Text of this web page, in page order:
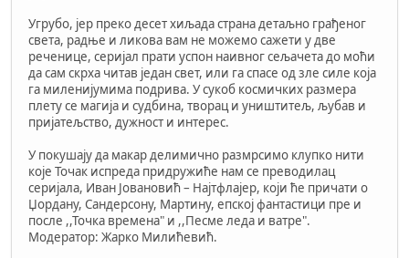
Угрубо, јер преко десет хиљада страна детаљно грађеног
света, радње и ликова вам не можемо сажети у две
реченице, серијал прати успон наивног сељачета до моћи
да сам скрха читав један свет, или га спасе од зле силе која
га миленијумима подрива. У сукоб космичких размера
плету се магија и судбина, творац и уништитељ, љубав и
пријатељство, дужност и интерес.
У покушају да макар делимично размрсимо клупко нити
које Точак испреда придружиће нам се преводилац
серијала, Иван Јовановић – Најтфлајер, који ће причати о
Џордану, Сандерсону, Мартину, епској фантастици пре и
после ,,Точка времена" и ,,Песме леда и ватре".
Модератор: Жарко Милићевић.